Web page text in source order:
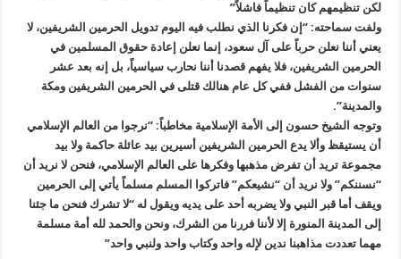
لكن تنظيمهم كان تنظيماً فاشلاً”
ولفت سماحته: “إن فكرنا الذي نطلب فيه اليوم تدويل الحرمين الشريفين، لا
يعني أننا نعلن حرباً على آل سعود، إنما نعلن إعادة حقوق المسلمين في
الحرمين الشريفين، فلا يفهم قصدنا أننا نحارب سياسياً، بل إنه بعد عشر
سنوات من الفشل ففي كل عام هنالك قتلى في الحرمين الشريفين ومكة
والمدينة”.
وتوجه الشيخ حسون إلى الأمة الإسلامية مخاطباً: “نرجوا من العالم الإسلامي
أن يستيقظ وألا يدع الحرمين الشريفين أسيرين بيد عائلة حاكمة ولا بيد
مجموعة تريد أن تفرض مذهبها وفكرها على العالم الإسلامي، فنحن لا نريد أن
“نسننكم” ولا نريد أن “نشيعكم” فاتركوا المسلم مسلماً يأتي إلى الحرمين
ويقف أما قبر النبي ولا يضربه أحد على يديه ويقول له “لا تشرك فنحن ما جئنا
إلى المدينة المنورة إلا لأننا فررنا من الشرك، ونحن والحمد لله أمة مسلمة
مهما تعددت مذاهبنا ندين لإله واحد وكتاب واحد ولنبي واحد”